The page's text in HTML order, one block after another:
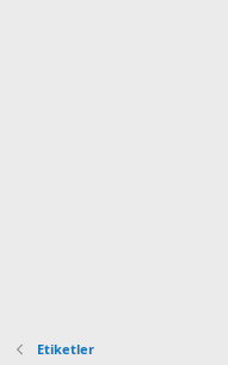
Etiketler